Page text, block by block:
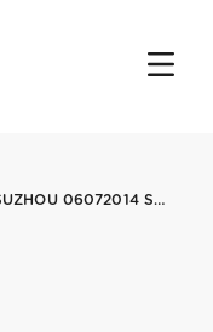
GRAND PRIX MIN SUZHOU 06072014 SUZHOU